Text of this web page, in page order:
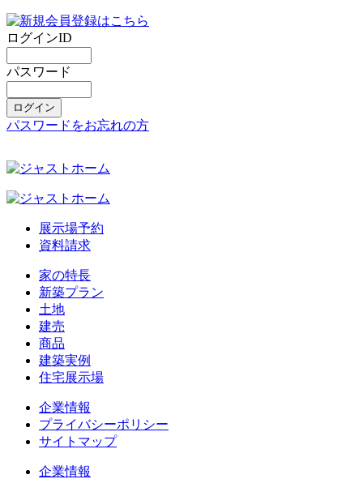
ログインID
パスワード
パスワードをお忘れの方
展示場予約
資料請求
家の特長
新築プラン
土地
建売
商品
建築実例
住宅展示場
企業情報
プライバシーポリシー
サイトマップ
企業情報